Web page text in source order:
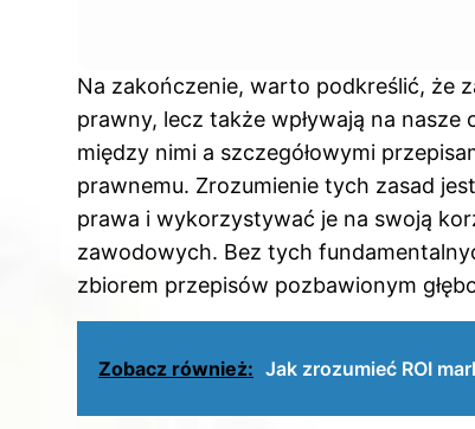
Na zakończenie, warto podkreślić, że
prawny, lecz także wpływają na
między nimi a szczegółowymi
prawnemu. Zrozumienie tych zasad
prawa i wykorzystywać je na swoją
zawodowych. Bez tych
zbiorem przepisów pozbawionym
Zobacz również: Jak zrozumieć ROI